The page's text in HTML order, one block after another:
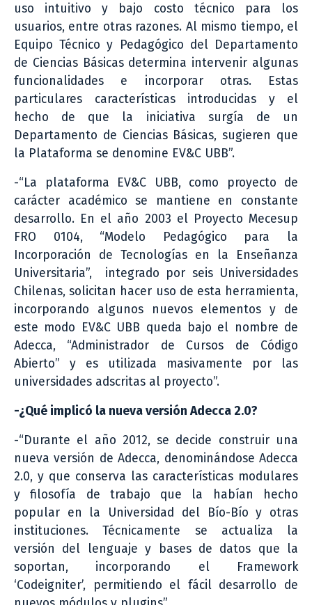
uso intuitivo y bajo costo técnico para los
usuarios, entre otras razones. Al mismo tiempo, el
Equipo Técnico y Pedagógico del Departamento
de Ciencias Básicas determina intervenir algunas
funcionalidades e incorporar otras. Estas
particulares características introducidas y el
hecho de que la iniciativa surgía de un
Departamento de Ciencias Básicas, sugieren que
la Plataforma se denomine EV&C UBB”.
-“La plataforma EV&C UBB, como proyecto de
carácter académico se mantiene en constante
desarrollo. En el año 2003 el Proyecto Mecesup
FRO 0104, “Modelo Pedagógico para la
Incorporación de Tecnologías en la Enseñanza
Universitaria”, integrado por seis Universidades
Chilenas, solicitan hacer uso de esta herramienta,
incorporando algunos nuevos elementos y de
este modo EV&C UBB queda bajo el nombre de
Adecca, “Administrador de Cursos de Código
Abierto” y es utilizada masivamente por las
universidades adscritas al proyecto”.
-¿Qué implicó la nueva versión Adecca 2.0?
-“Durante el año 2012, se decide construir una
nueva versión de Adecca, denominándose Adecca
2.0, y que conserva las características modulares
y filosofía de trabajo que la habían hecho
popular en la Universidad del Bío-Bío y otras
instituciones. Técnicamente se actualiza la
versión del lenguaje y bases de datos que la
soportan, incorporando el Framework
‘Codeigniter’, permitiendo el fácil desarrollo de